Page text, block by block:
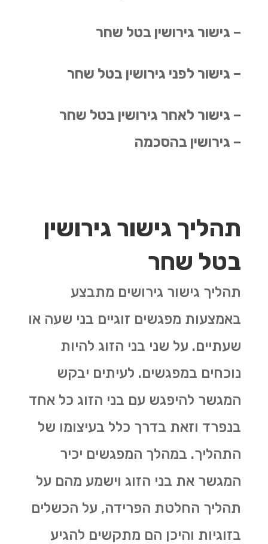
– גישור גירושין בטל שחר
– גישור לפני גירושין בטל שחר
– גישור לאחר גירושין בטל שחר
– גירושין בהסכמה
תהליך גישור גירושין
בטל שחר
תהליך גישור גירושים מתבצע
באמצעות מפגשים זוגיים בני שעה או
שעתיים. על שני בני הזוג להיות
נוכחים במפגשים. לעיתים יבקש
המגשר להיפגש עם בני הזוג כל אחד
בנפרד וזאת בדרך כלל בעיצומו של
התהליך. במהלך המפגשים יכיר
המגשר את בני הזוג וישמע מהם על
תהליך החלטת הפרידה, על הכשלים
בזוגיות והיכן הם מתקשים להגיע